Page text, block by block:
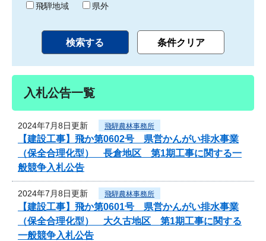
飛騨地域
県外
入札公告一覧
2024年7月8日更新 飛騨農林事務所
【建設工事】飛か第0602号 県営かんがい排水事業
（保全合理化型） 長倉地区 第1期工事に関する一
般競争入札公告
2024年7月8日更新 飛騨農林事務所
【建設工事】飛か第0601号 県営かんがい排水事業
（保全合理化型） 大久古地区 第1期工事に関する
一般競争入札公告